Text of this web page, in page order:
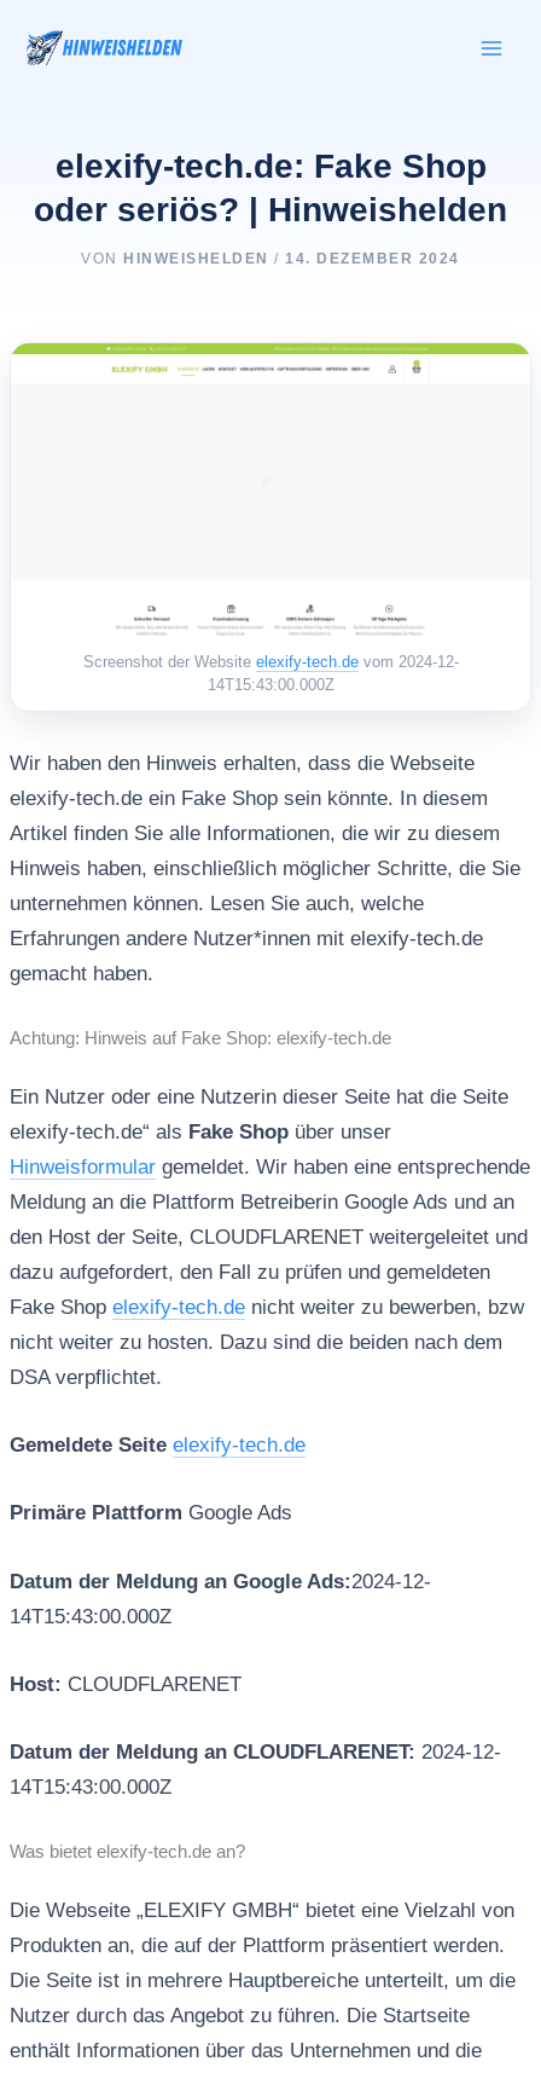
Inhalt
springen
elexify-tech.de: Fake Shop
oder seriös? | Hinweishelden
VON HINWEISHELDEN/14. DEZEMBER 2024
Screenshot der Website elexify-tech.devom 2024-12-
14T15:43:00.000Z
Wir haben den Hinweis erhalten, dass die Webseite
elexify-tech.de ein Fake Shop sein könnte. In diesem
Artikel finden Sie alle Informationen, die wir zu diesem
Hinweis haben, einschließlich möglicher Schritte, die Sie
unternehmen können. Lesen Sie auch, welche
Erfahrungen andere Nutzer*innen mit elexify-tech.de
gemacht haben.
Achtung: Hinweis auf Fake Shop: elexify-tech.de
Ein Nutzer oder eine Nutzerin dieser Seite hat die Seite
elexify-tech.de“ als Fake Shopüber unser
Hinweisformulargemeldet. Wir haben eine entsprechende
Meldung an die Plattform Betreiberin Google Ads und an
den Host der Seite, CLOUDFLARENET weitergeleitet und
dazu aufgefordert, den Fall zu prüfen und gemeldeten
Fake Shop elexify-tech.denicht weiter zu bewerben, bzw
nicht weiter zu hosten. Dazu sind die beiden nach dem
DSA verpflichtet.
Gemeldete Seite elexify-tech.de
Primäre Plattform Google Ads
Datum der Meldung an Google Ads:2024-12-
14T15:43:00.000Z
Host: CLOUDFLARENET
Datum der Meldung an CLOUDFLARENET: 2024-12-
14T15:43:00.000Z
Was bietet elexify-tech.de an?
Die Webseite „ELEXIFY GMBH“ bietet eine Vielzahl von
Produkten an, die auf der Plattform präsentiert werden.
Die Seite ist in mehrere Hauptbereiche unterteilt, um die
Nutzer durch das Angebot zu führen. Die Startseite
enthält Informationen über das Unternehmen und die